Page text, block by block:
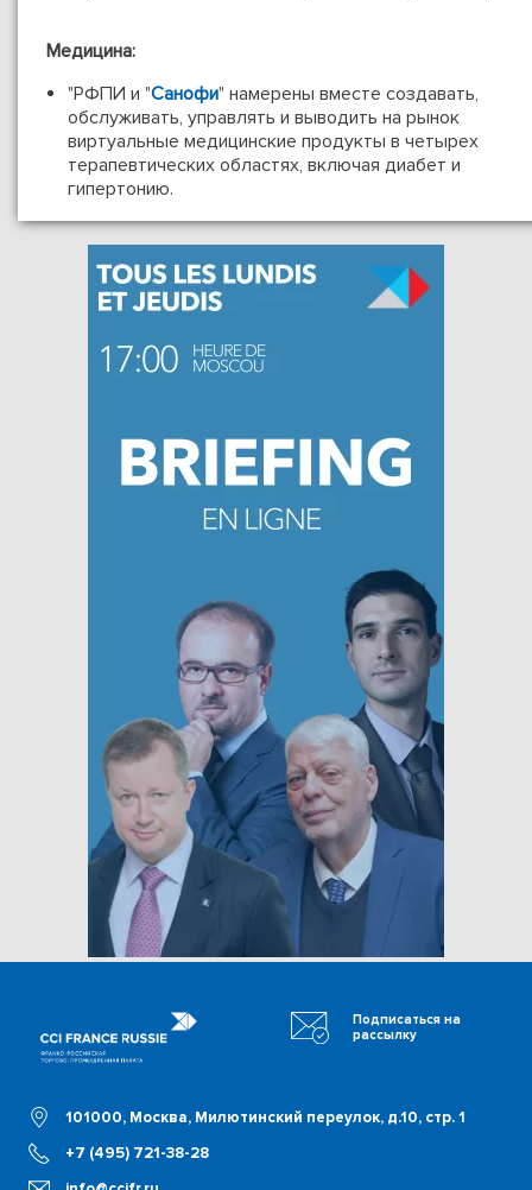
Медицина:
"РФПИ и "Санофи" намерены вместе создавать,
обслуживать, управлять и выводить на рынок
виртуальные медицинские продукты в четырех
терапевтических областях, включая диабет и
гипертонию.
101000, Москва, Милютинский переулок, д.10, стр. 1
+7 (495) 721-38-28
Подписаться на
рассылку